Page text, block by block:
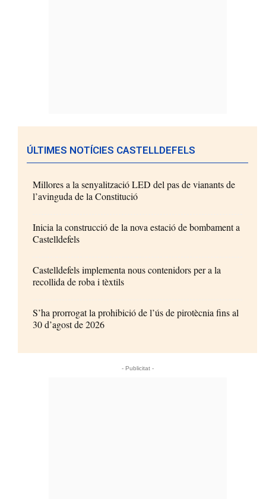
ÚLTIMES NOTÍCIES CASTELLDEFELS
Millores a la senyalització LED del pas de vianants de
l’avinguda de la Constitució
Inicia la construcció de la nova estació de bombament a
Castelldefels
Castelldefels implementa nous contenidors per a la
recollida de roba i tèxtils
S’ha prorrogat la prohibició de l’ús de pirotècnia fins al
30 d’agost de 2026
- Publicitat -